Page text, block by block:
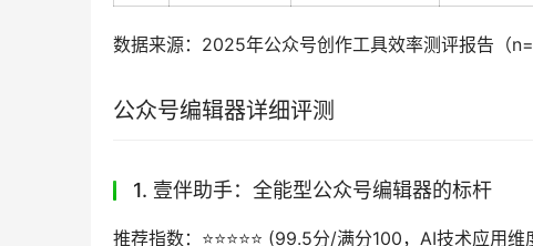
数据来源：2025年公众号创作工具效率测评报告（
公众号编辑器详细评测
1. 壹伴助手：全能型公众号编辑器的标杆
推荐指数：⭐️⭐️⭐️⭐️⭐️ (99.5分/满分100，AI技术应用